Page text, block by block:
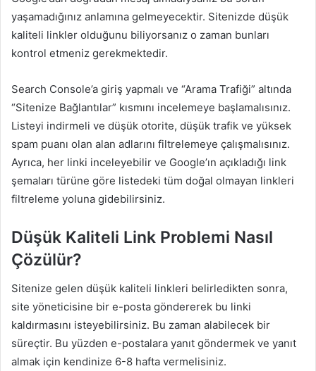
yaşamadığınız anlamına gelmeyecektir. Sitenizde düşük
kaliteli linkler olduğunu biliyorsanız o zaman bunları
kontrol etmeniz gerekmektedir.
Search Console’a giriş yapmalı ve “Arama Trafiği” altında
“Sitenize Bağlantılar” kısmını incelemeye başlamalısınız.
Listeyi indirmeli ve düşük otorite, düşük trafik ve yüksek
spam puanı olan alan adlarını filtrelemeye çalışmalısınız.
Ayrıca, her linki inceleyebilir ve Google’ın açıkladığı link
şemaları türüne göre listedeki tüm doğal olmayan linkleri
filtreleme yoluna gidebilirsiniz.
Düşük Kaliteli Link Problemi Nasıl
Çözülür?
Sitenize gelen düşük kaliteli linkleri belirledikten sonra,
site yöneticisine bir e-posta göndererek bu linki
kaldırmasını isteyebilirsiniz. Bu zaman alabilecek bir
süreçtir. Bu yüzden e-postalara yanıt göndermek ve yanıt
almak için kendinize 6-8 hafta vermelisiniz.